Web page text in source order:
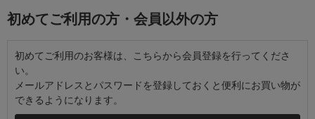
初めてご利用の方・会員以外の方
初めてご利用のお客様は、こちらから会員登録を行ってくださ
い。
メールアドレスとパスワードを登録しておくと便利にお買い物が
できるようになります。